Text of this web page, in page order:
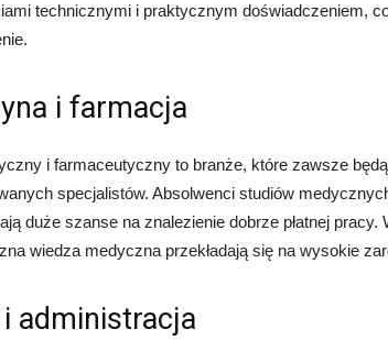
technicznymi i praktycznym doświadczeniem,
i farmacja
i farmaceutyczny to branże, które zawsze
specjalistów. Absolwenci studiów
duże szanse na znalezienie dobrze płatnej
wiedza medyczna przekładają się na wysokie
i administracja